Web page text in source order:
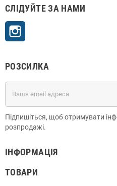
СЛІДУЙТЕ ЗА НАМИ
РОЗСИЛКА
Підпишіться, щоб отримувати
розпродажі.
ІНФОРМАЦІЯ
ТОВАРИ